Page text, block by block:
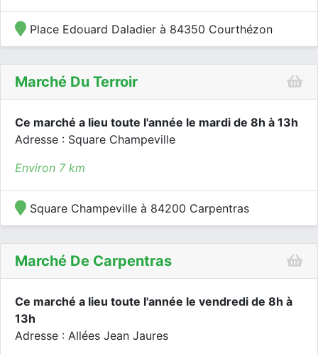
Place Edouard Daladier à 84350 Courthézon
Marché Du Terroir
Ce marché a lieu toute l'année le mardi de 8h à 13h
Adresse : Square Champeville
Environ 7 km
Square Champeville à 84200 Carpentras
Marché De Carpentras
Ce marché a lieu toute l'année le vendredi de 8h à
13h
Adresse : Allées Jean Jaures